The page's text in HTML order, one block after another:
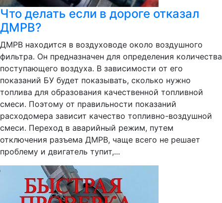
Что делать если в дороге отказал
ДМРВ?
ДМРВ находится в воздуховоде около воздушного
фильтра. Он предназначен для определения количества
поступающего воздуха. В зависимости от его
показаний БУ будет показывать, сколько нужно
топлива для образования качественной топливной
смеси. Поэтому от правильности показаний
расходомера зависит качество топливно-воздушной
смеси. Переход в аварийный режим, путем
отключения разъема ДМРВ, чаще всего не решает
проблему и двигатель тупит,...